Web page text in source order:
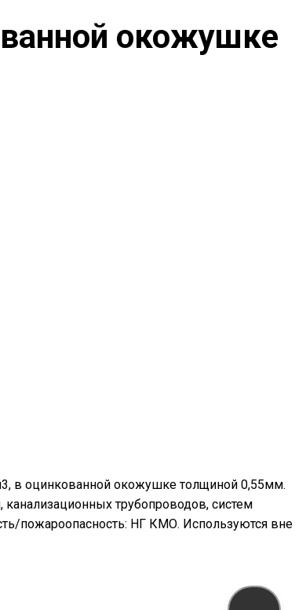
окожушке
в оцинкованной окожушке толщиной 0,55мм.
канализационных трубопроводов, систем
пожароопасность: НГ КМО. Используются вне